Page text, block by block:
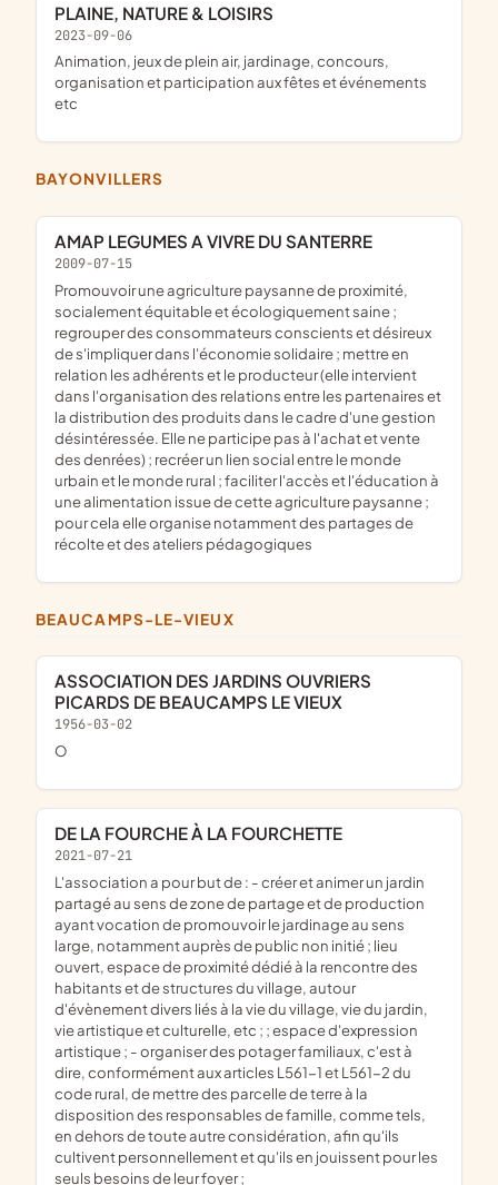
PLAINE, NATURE & LOISIRS
2023-09-06
animation, jeux de plein air, jardinage, concours,
organisation et participation aux fêtes et événements
etc
BAYONVILLERS
AMAP LEGUMES A VIVRE DU SANTERRE
2009-07-15
promouvoir une agriculture paysanne de proximité,
socialement équitable et écologiquement saine ;
regrouper des consommateurs conscients et désireux
de s'impliquer dans l'économie solidaire ; mettre en
relation les adhérents et le producteur (elle intervient
dans l'organisation des relations entre les partenaires et
la distribution des produits dans le cadre d'une gestion
désintéressée. Elle ne participe pas à l'achat et vente
des denrées) ; recréer un lien social entre le monde
urbain et le monde rural ; faciliter l'accès et l'éducation à
une alimentation issue de cette agriculture paysanne ;
pour cela elle organise notamment des partages de
récolte et des ateliers pédagogiques
BEAUCAMPS-LE-VIEUX
ASSOCIATION DES JARDINS OUVRIERS
PICARDS DE BEAUCAMPS LE VIEUX
1956-03-02
o
DE LA FOURCHE À LA FOURCHETTE
2021-07-21
l'association a pour but de : - créer et animer un jardin
partagé au sens de zone de partage et de production
ayant vocation de promouvoir le jardinage au sens
large, notamment auprès de public non initié ; lieu
ouvert, espace de proximité dédié à la rencontre des
habitants et de structures du village, autour
d'évènement divers liés à la vie du village, vie du jardin,
vie artistique et culturelle, etc ; ; espace d'expression
artistique ; - organiser des potager familiaux, c'est à
dire, conformément aux articles L561-1 et L561-2 du
code rural, de mettre des parcelle de terre à la
disposition des responsables de famille, comme tels,
en dehors de toute autre considération, afin qu'ils
cultivent personnellement et qu'ils en jouissent pour les
seuls besoins de leur foyer ;